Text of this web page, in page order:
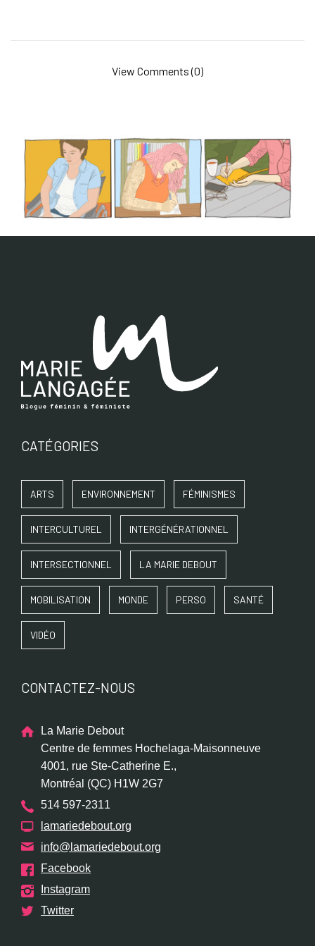
View Comments (0)
CATÉGORIES
ARTS ENVIRONNEMENT FÉMINISMES
INTERCULTUREL INTERGÉNÉRATIONNEL
INTERSECTIONNEL LA MARIE DEBOUT
MOBILISATION MONDE PERSO SANTÉ
VIDÉO
CONTACTEZ-NOUS
La Marie Debout
Centre de femmes Hochelaga-Maisonneuve
4001, rue Ste-Catherine E.,
Montréal (QC) H1W 2G7
514 597-2311
lamariedebout.org
info@lamariedebout.org
Facebook
Instagram
Twitter